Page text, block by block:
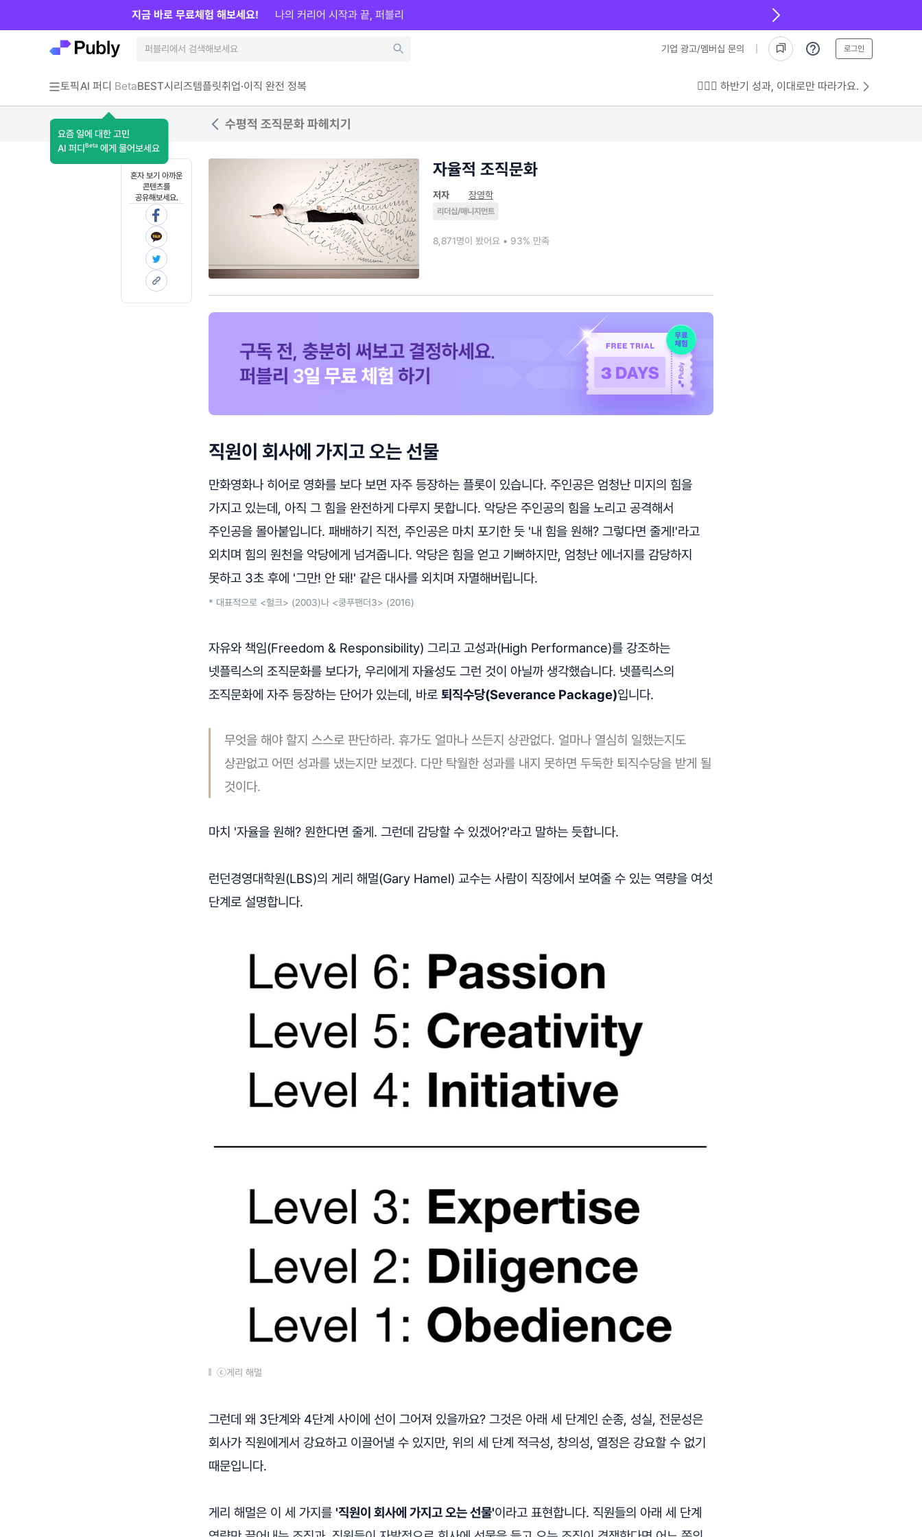
기업 광고/멤버십 문의 로그인
토픽AI 퍼디 Beta
요즘 일에 대한 고민
AI 퍼디 Beta 에게 물어보세요
BEST시리즈템플릿취업·이직 완전 정복 💁🏻‍♂️ 하반기 성과, 이대로만 따라가요.
지금 바로 무료체험 해보세요! 나의 커리어 시작과 끝, 퍼블리
수평적 조직문화 파헤치기
혼자 보기 아까운
콘텐츠를
공유해보세요.
자율적 조직문화
저자 장영학
리더십/매니지먼트
8,871명이 봤어요 • 93% 만족
직원이 회사에 가지고 오는 선물
만화영화나 히어로 영화를 보다 보면 자주 등장하는 플롯이 있습니다. 주인공은 엄청난 미지의 힘을
가지고 있는데, 아직 그 힘을 완전하게 다루지 못합니다. 악당은 주인공의 힘을 노리고 공격해서
주인공을 몰아붙입니다. 패배하기 직전, 주인공은 마치 포기한 듯 '내 힘을 원해? 그렇다면 줄게!'라고
외치며 힘의 원천을 악당에게 넘겨줍니다. 악당은 힘을 얻고 기뻐하지만, 엄청난 에너지를 감당하지
못하고 3초 후에 '그만! 안 돼!' 같은 대사를 외치며 자멸해버립니다.
* 대표적으로 <헐크> (2003)나 <쿵푸팬더3> (2016)
자유와 책임(Freedom & Responsibility) 그리고 고성과(High Performance)를 강조하는
넷플릭스의 조직문화를 보다가, 우리에게 자율성도 그런 것이 아닐까 생각했습니다. 넷플릭스의
조직문화에 자주 등장하는 단어가 있는데, 바로 퇴직수당(Severance Package)입니다.
무엇을 해야 할지 스스로 판단하라. 휴가도 얼마나 쓰든지 상관없다. 얼마나 열심히 일했는지도
상관없고 어떤 성과를 냈는지만 보겠다. 다만 탁월한 성과를 내지 못하면 두둑한 퇴직수당을 받게 될
것이다.
마치 '자율을 원해? 원한다면 줄게. 그런데 감당할 수 있겠어?'라고 말하는 듯합니다.
런던경영대학원(LBS)의 게리 해멀(Gary Hamel) 교수는 사람이 직장에서 보여줄 수 있는 역량을 여섯
단계로 설명합니다.
ⓒ게리 해멀
그런데 왜 3단계와 4단계 사이에 선이 그어져 있을까요? 그것은 아래 세 단계인 순종, 성실, 전문성은
회사가 직원에게서 강요하고 이끌어낼 수 있지만, 위의 세 단계 적극성, 창의성, 열정은 강요할 수 없기
때문입니다.
게리 해멀은 이 세 가지를 '직원이 회사에 가지고 오는 선물'이라고 표현합니다. 직원들의 아래 세 단계